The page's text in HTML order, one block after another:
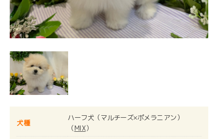
犬種
ハーフ犬（マルチーズ×ポメラニアン）
（MIX）